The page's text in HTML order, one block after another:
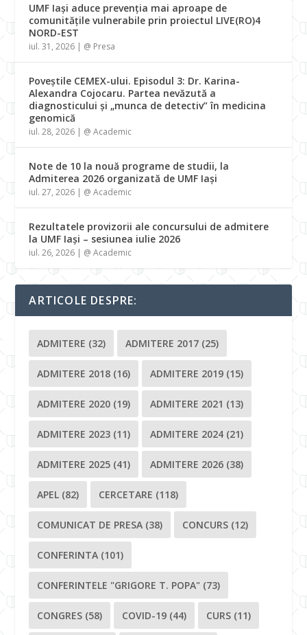
UMF Iași aduce prevenția mai aproape de
comunitățile vulnerabile prin proiectul LIVE(RO)4
NORD-EST
iul. 31, 2026 | @ Presa
Poveștile CEMEX-ului. Episodul 3: Dr. Karina-
Alexandra Cojocaru. Partea nevăzută a
diagnosticului și „munca de detectiv” în medicina
genomică
iul. 28, 2026 | @ Academic
Note de 10 la nouă programe de studii, la
Admiterea 2026 organizată de UMF Iași
iul. 27, 2026 | @ Academic
Rezultatele provizorii ale concursului de admitere
la UMF Iași – sesiunea iulie 2026
iul. 26, 2026 | @ Academic
ARTICOLE DESPRE:
ADMITERE (32) ADMITERE 2017 (25)
ADMITERE 2018 (16) ADMITERE 2019 (15)
ADMITERE 2020 (19) ADMITERE 2021 (13)
ADMITERE 2023 (11) ADMITERE 2024 (21)
ADMITERE 2025 (41) ADMITERE 2026 (38)
APEL (82) CERCETARE (118)
COMUNICAT DE PRESA (38) CONCURS (12)
CONFERINTA (101)
CONFERINTELE "GRIGORE T. POPA" (73)
CONGRES (58) COVID-19 (44) CURS (11)